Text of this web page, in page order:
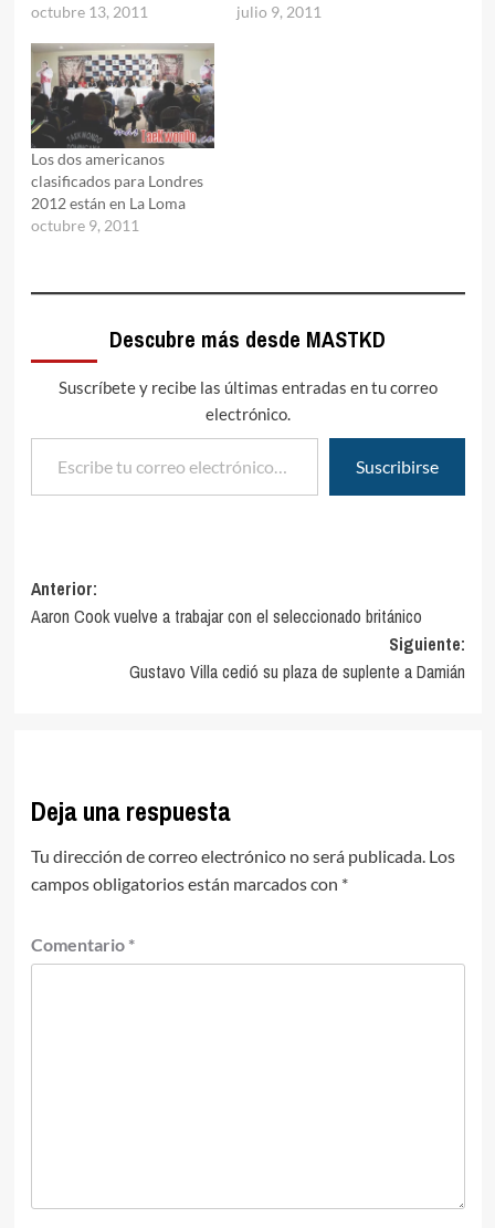
octubre 13, 2011
julio 9, 2011
Los dos americanos
clasificados para Londres
2012 están en La Loma
octubre 9, 2011
Descubre más desde MASTKD
Suscríbete y recibe las últimas entradas en tu correo
electrónico.
Escribe tu correo electrónico…
Suscribirse
Navegación
de
entradas
Anterior:
Aaron Cook vuelve a trabajar con el seleccionado británico
Siguiente:
Gustavo Villa cedió su plaza de suplente a Damián
Deja una respuesta
Tu dirección de correo electrónico no será publicada. Los
campos obligatorios están marcados con *
Comentario *